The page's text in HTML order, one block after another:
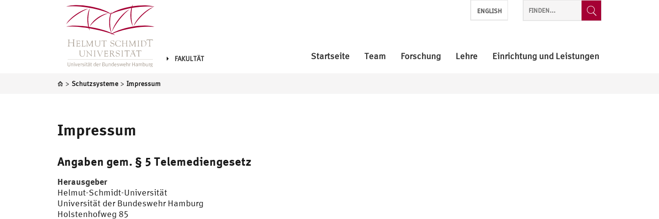
FAKULTÄT
ENGLISH
Startseite Team Forschung Lehre Einrichtung und Leistungen
> Schutzsysteme > Impressum
Impressum
Angaben gem. § 5 Telemediengesetz
Herausgeber
Helmut-Schmidt-Universität
Universität der Bundeswehr Hamburg
Holstenhofweg 85